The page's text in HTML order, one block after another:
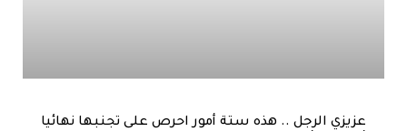
عزيزي الرجل .. هذه ستة أمور احرص على تجنبها نهائيا